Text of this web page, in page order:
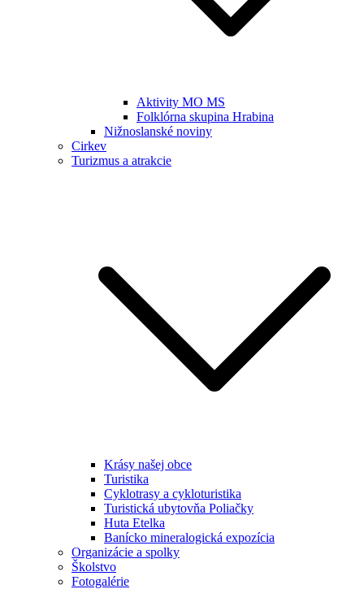
Aktivity MO MS
Folklórna skupina Hrabina
Nižnoslanské noviny
Cirkev
Turizmus a atrakcie
Krásy našej obce
Turistika
Cyklotrasy a cykloturistika
Turistická ubytovňa Poliačky
Huta Etelka
Banícko mineralogická expozícia
Organizácie a spolky
Školstvo
Fotogalérie